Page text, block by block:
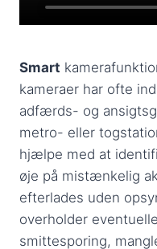
Smart
kameraer har ofte
adfærds- og
metro- eller
hjælpe med at
øje på mistænkelig
efterlades uden
overholder
smittesporing,